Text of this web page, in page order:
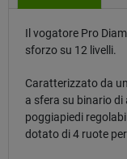
Il vogatore Pro
sforzo su 12 livelli.
Caratterizzato da
a sfera su binario
poggiapiedi
dotato di 4 ruote